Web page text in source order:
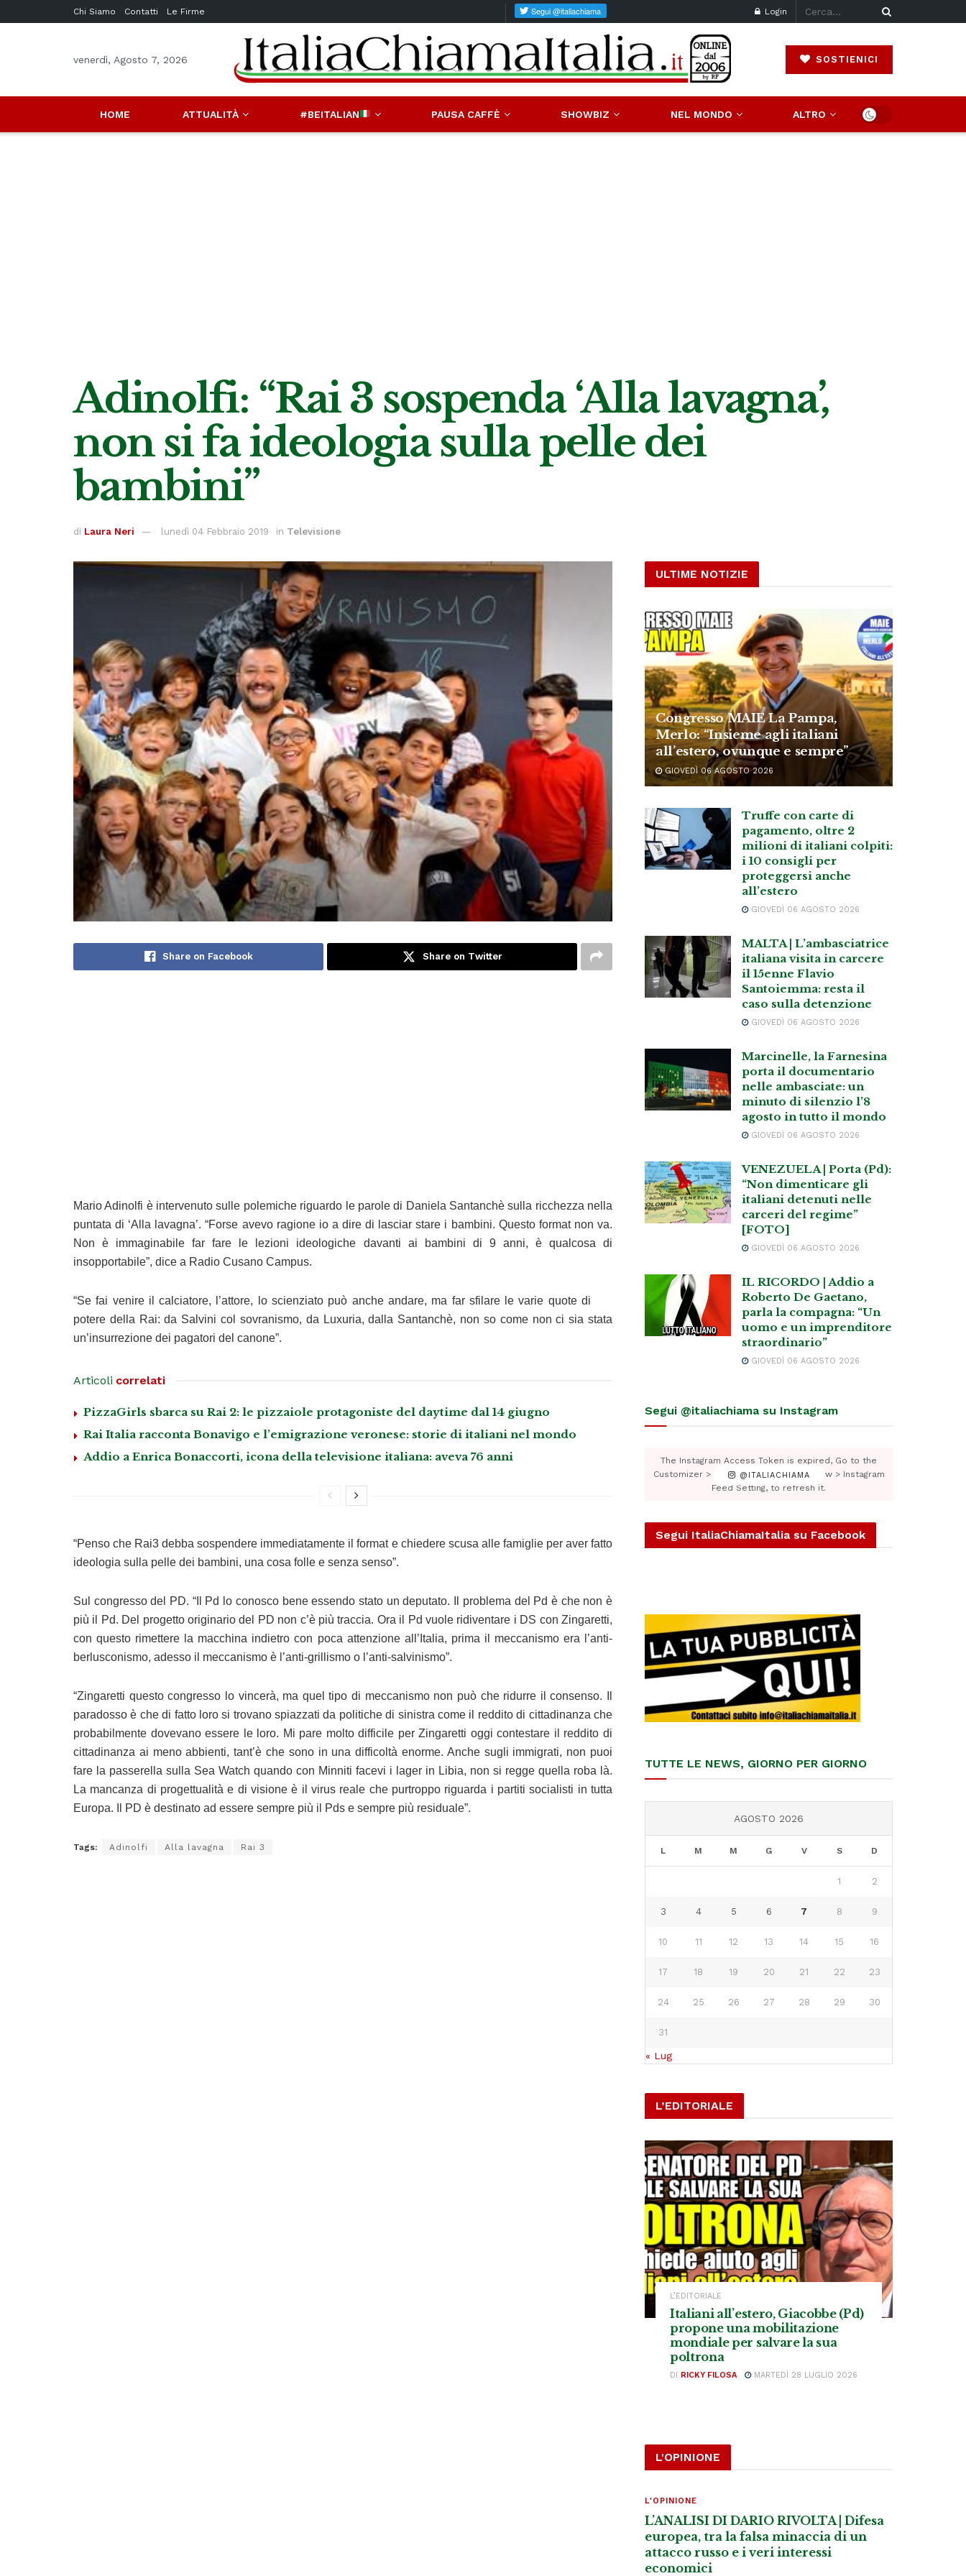
Chi Siamo Contatti Le Firme Login
venerdì, Agosto 7, 2026 SOSTIENICI
HOME ATTUALITÀ #BEITALIAN PAUSA CAFFÈ SHOWBIZ NEL MONDO ALTRO
Adinolfi: “Rai 3 sospenda ‘Alla lavagna’,
non si fa ideologia sulla pelle dei
bambini”
di Laura Neri lunedì 04 Febbraio 2019 in Televisione
Share on Facebook Share on Twitter
Mario Adinolfi è intervenuto sulle polemiche riguardo le parole di Daniela Santanchè sulla ricchezza nella
puntata di ‘Alla lavagna’. “Forse avevo ragione io a dire di lasciar stare i bambini. Questo format non va.
Non è immaginabile far fare le lezioni ideologiche davanti ai bambini di 9 anni, è qualcosa di
insopportabile”, dice a Radio Cusano Campus.
“Se fai venire il calciatore, l’attore, lo scienziato può anche andare, ma far sfilare le varie quote di
potere della Rai: da Salvini col sovranismo, da Luxuria, dalla Santanchè, non so come non ci sia stata
un’insurrezione dei pagatori del canone”.
Articoli correlati
PizzaGirls sbarca su Rai 2: le pizzaiole protagoniste del daytime dal 14 giugno
Rai Italia racconta Bonavigo e l’emigrazione veronese: storie di italiani nel mondo
Addio a Enrica Bonaccorti, icona della televisione italiana: aveva 76 anni
“Penso che Rai3 debba sospendere immediatamente il format e chiedere scusa alle famiglie per aver fatto
ideologia sulla pelle dei bambini, una cosa folle e senza senso”.
Sul congresso del PD. “Il Pd lo conosco bene essendo stato un deputato. Il problema del Pd è che non è
più il Pd. Del progetto originario del PD non c’è più traccia. Ora il Pd vuole ridiventare i DS con Zingaretti,
con questo rimettere la macchina indietro con poca attenzione all’Italia, prima il meccanismo era l’anti-
berlusconismo, adesso il meccanismo è l’anti-grillismo o l’anti-salvinismo”.
“Zingaretti questo congresso lo vincerà, ma quel tipo di meccanismo non può che ridurre il consenso. Il
paradosso è che di fatto loro si trovano spiazzati da politiche di sinistra come il reddito di cittadinanza che
probabilmente dovevano essere le loro. Mi pare molto difficile per Zingaretti oggi contestare il reddito di
cittadinanza ai meno abbienti, tant’è che sono in una difficoltà enorme. Anche sugli immigrati, non puoi
fare la passerella sulla Sea Watch quando con Minniti facevi i lager in Libia, non si regge quella roba là.
La mancanza di progettualità e di visione è il virus reale che purtroppo riguarda i partiti socialisti in tutta
Europa. Il PD è destinato ad essere sempre più il Pds e sempre più residuale”.
Tags: Adinolfi Alla lavagna Rai 3
ULTIME NOTIZIE
Congresso MAIE La Pampa,
Merlo: “Insieme agli italiani
all’estero, ovunque e sempre”
GIOVEDÌ 06 AGOSTO 2026
Truffe con carte di
pagamento, oltre 2
milioni di italiani colpiti:
i 10 consigli per
proteggersi anche
all’estero
GIOVEDÌ 06 AGOSTO 2026
MALTA | L’ambasciatrice
italiana visita in carcere
il 15enne Flavio
Santoiemma: resta il
caso sulla detenzione
GIOVEDÌ 06 AGOSTO 2026
Marcinelle, la Farnesina
porta il documentario
nelle ambasciate: un
minuto di silenzio l’8
agosto in tutto il mondo
GIOVEDÌ 06 AGOSTO 2026
VENEZUELA | Porta (Pd):
“Non dimenticare gli
italiani detenuti nelle
carceri del regime”
[FOTO]
GIOVEDÌ 06 AGOSTO 2026
IL RICORDO | Addio a
Roberto De Gaetano,
parla la compagna: “Un
uomo e un imprenditore
straordinario”
GIOVEDÌ 06 AGOSTO 2026
Segui @italiachiama su Instagram
@ITALIACHIAMA
The Instagram Access Token is expired, Go to the
Customizer > JNews : Social, Like & View > Instagram
Feed Setting, to refresh it.
Segui ItaliaChiamaItalia su Facebook
TUTTE LE NEWS, GIORNO PER GIORNO
AGOSTO 2026
L M M G V S D
1 2
3 4 5 6 7 8 9
10 11 12 13 14 15 16
17 18 19 20 21 22 23
24 25 26 27 28 29 30
31
« Lug
L’EDITORIALE
L’EDITORIALE
Italiani all’estero, Giacobbe (Pd)
propone una mobilitazione
mondiale per salvare la sua
poltrona
DI RICKY FILOSA MARTEDÌ 28 LUGLIO 2026
L'OPINIONE
L'OPINIONE
L’ANALISI DI DARIO RIVOLTA | Difesa
europea, tra la falsa minaccia di un
attacco russo e i veri interessi
economici